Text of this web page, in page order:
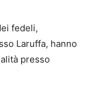
fedeli,
Laruffa, hanno
presso